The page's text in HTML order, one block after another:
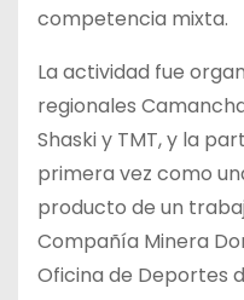
competencia mixta.
La actividad fue
regionales
Shaski y TMT, y la
primera vez como
producto de un
Compañía Minera
Oficina de Deportes